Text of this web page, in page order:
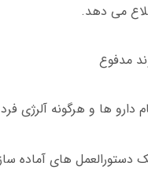
می دهد.
مدفوع
دارو ها و هرگونه آلرژی
دستورالعمل های آماده